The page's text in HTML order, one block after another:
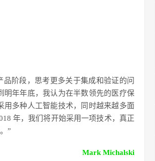
阶段，思考更多关于集成和验证的问
年年底，我认为在半数领先的医疗保
多种人工智能技术，同时越来越多面
年，我们将开始采用一项技术，真正
”
Mark Michalski